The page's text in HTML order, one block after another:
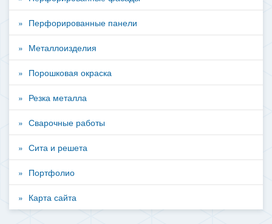
Перфорированные панели
Металлоизделия
Порошковая окраска
Резка металла
Сварочные работы
Сита и решета
Портфолио
Карта сайта